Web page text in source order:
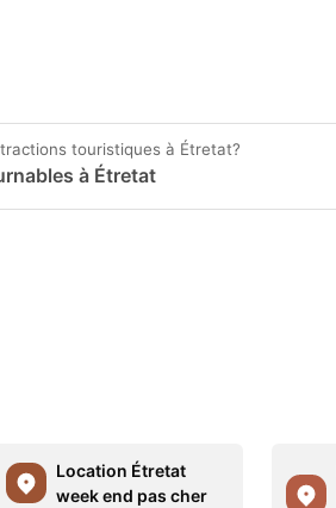
touristiques à Étretat?
à Étretat
Location Étretat
week end pas cher